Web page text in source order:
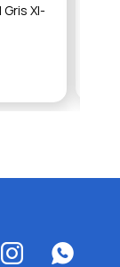
XI-
 